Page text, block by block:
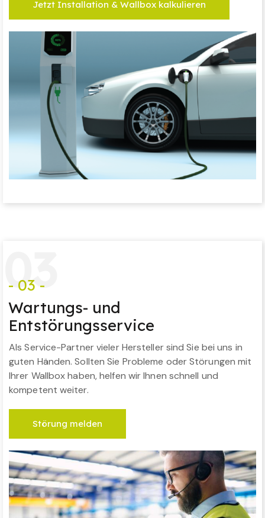
Jetzt Installation & Wallbox kalkulieren
03
- 03 -
Wartungs- und
Entstörungsservice
Als Service-Partner vieler Hersteller sind Sie bei uns in
guten Händen. Sollten Sie Probleme oder Störungen mit
Ihrer Wallbox haben, helfen wir Ihnen schnell und
kompetent weiter.
Störung melden